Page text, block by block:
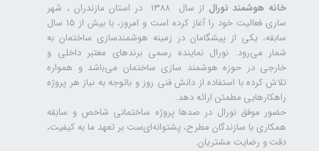
خانه هوشمند نورال
از سال ۱۳۸۸ در استان مازندران ، شهر
ساری فعالیت خود را آغاز کرده است و امروز، با بیش از ۱۵ سال
سابقه، یکی از پیشگامان در زمینه هوشمندسازی ساختمان به
شمار می‌رود. نورال نماینده رسمی برندهای معتبر داخلی و
خارجی در حوزه هوشمند سازی ساختمان می‌باشد و همواره
تلاش کرده با استفاده از دانش فنی روز و باتوجه به نیاز هر پروژه
راهکارهایی مطمئن ارائه دهد.
حضور موفق نورال در صدها پروژه‌ ساختمانی شاخص و سابقه
همکاری با سازندگان مطرح، پشتوانه‌ای‌ست بر تعهد ما به کیفیت،
دقت و رضایت مشتریان.